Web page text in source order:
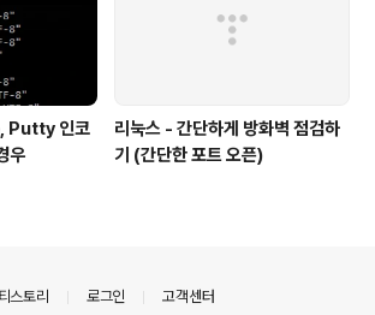
인코
우
리눅스 - 간단하게 방화벽 점검하
기 (간단한 포트 오픈)
티스토리 로그인 고객센터